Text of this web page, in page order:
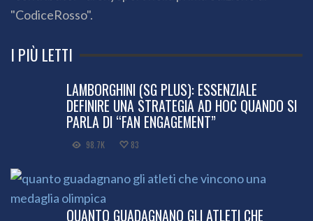
"CodiceRosso".
I PIÙ LETTI
LAMBORGHINI (SG PLUS): ESSENZIALE
DEFINIRE UNA STRATEGIA AD HOC QUANDO SI
PARLA DI “FAN ENGAGEMENT”
98.7K 83
QUANTO GUADAGNANO GLI ATLETI CHE